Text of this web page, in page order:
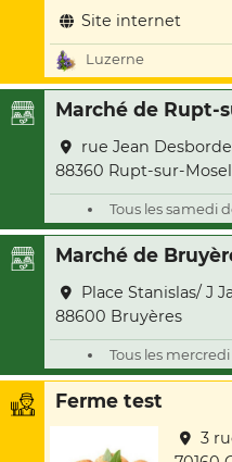
Site internet
Luzerne
Marché de Rupt-
rue Jean
88360 Rupt-sur-
Tous les samedi
Marché de
Place Stanislas/ J
88600 Bruyères
Tous les
Ferme test
3